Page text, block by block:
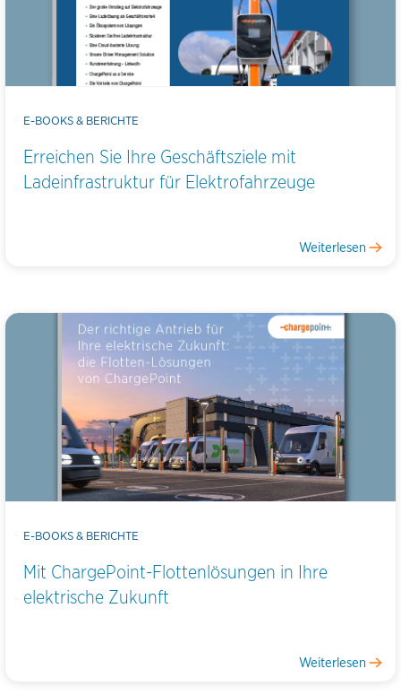
E-BOOKS & BERICHTE
Erreichen Sie Ihre Geschäftsziele mit
Ladeinfrastruktur für Elektrofahrzeuge
Weiterlesen
E-BOOKS & BERICHTE
Mit ChargePoint-Flottenlösungen in Ihre
elektrische Zukunft
Weiterlesen